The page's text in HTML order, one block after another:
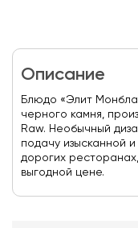
Описание
Блюдо «Элит
черного камня,
Raw. Необычный
подачу изысканной
дорогих
выгодной цене.